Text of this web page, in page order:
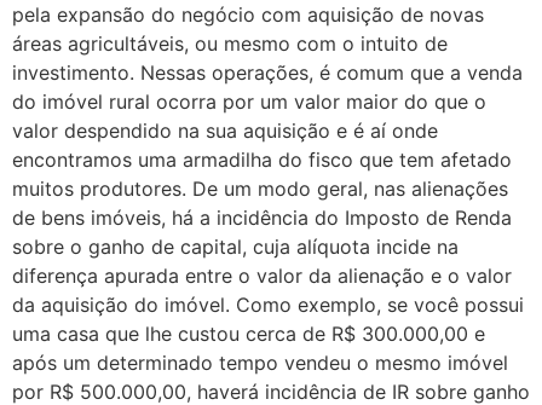
pela expansão do negócio com aquisição de novas
áreas agricultáveis, ou mesmo com o intuito de
investimento. Nessas operações, é comum que a venda
do imóvel rural ocorra por um valor maior do que o
valor despendido na sua aquisição e é aí onde
encontramos uma armadilha do fisco que tem afetado
muitos produtores. De um modo geral, nas alienações
de bens imóveis, há a incidência do Imposto de Renda
sobre o ganho de capital, cuja alíquota incide na
diferença apurada entre o valor da alienação e o valor
da aquisição do imóvel. Como exemplo, se você possui
uma casa que lhe custou cerca de R$ 300.000,00 e
após um determinado tempo vendeu o mesmo imóvel
por R$ 500.000,00, haverá incidência de IR sobre ganho